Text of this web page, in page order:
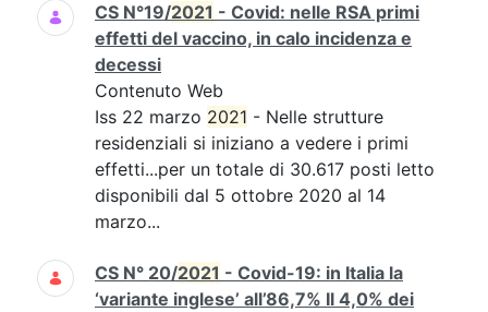
CS N°19/2021 - Covid: nelle RSA primi
effetti del vaccino, in calo incidenza e
decessi
Contenuto Web
Iss 22 marzo 2021 - Nelle strutture
residenziali si iniziano a vedere i primi
effetti...per un totale di 30.617 posti letto
disponibili dal 5 ottobre 2020 al 14
marzo...
CS N° 20/2021 - Covid-19: in Italia la
‘variante inglese’ all’86,7% Il 4,0% dei